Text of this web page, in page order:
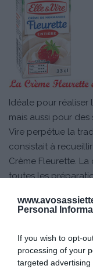
Personal
If you wish to opt-
processing of your
targeted
Idéale pour réaliser
mais aussi pour des
Vire perpétue la
consistait à
Crème Fleurette.
toutes les
Fabriqué en
Les prix sont